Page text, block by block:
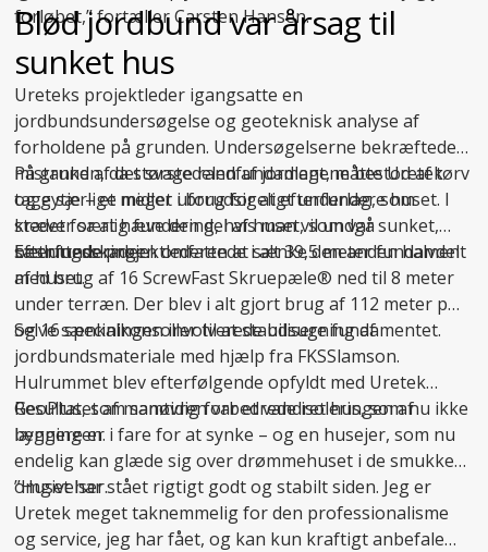
forløbet,” fortæller Carsten Hansen.
Blød jordbund var årsag til
sunket hus
Ureteks projektleder igangsatte en
jordbundsundersøgelse og geoteknisk analyse af
forholdene på grunden. Undersøgelserne bekræftede
mistanken, da størstedelen af jordlagene bestod af tørv
og gytje – et meget uforudsigeligt underlag, som
kræver særlig fundering, hvis man vil undgå
sætningsskader.
På grund af det svage randfundament, måtte Uretek
tage særlige midler i brug for atefterfunderehuset. I
stedet for at hæve den del af huset, som var sunket,
besluttede projektlederen at sænke den anden halvdel
af huset.
Efterfunderingen omfattede i alt 39,5 meter fundament
med brug af 16 ScrewFast Skruepæle® ned til 8 meter
under terræn. Der blev i alt gjort brug af 112 meter pæl
og 16 specialkonsoller til atstabilisere fundamentet.
Selve sænkningen involverede udsugning af
jordbundsmateriale med hjælp fra FKSSlamson.
Hulrummet blev efterfølgende opfyldt med Uretek
GeoPlus, som samtidig forbedrede isoleringen af
bygningen.
Resultatet af manøvren var et vandret hus, som nu ikke
længere er i fare for at synke – og en husejer, som nu
endelig kan glæde sig over drømmehuset i de smukke
omgivelser.
”Huset har stået rigtigt godt og stabilt siden. Jeg er
Uretek meget taknemmelig for den professionalisme
og service, jeg har fået, og kan kun kraftigt anbefale